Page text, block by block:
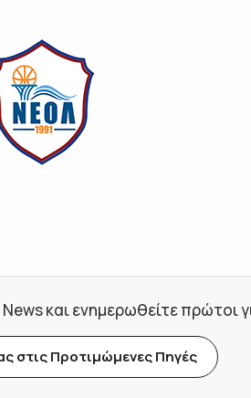
και ενημερωθείτε πρώτοι
στις Προτιμώμενες Πηγές